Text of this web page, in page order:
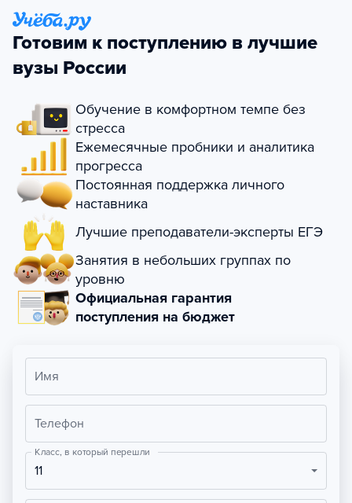
Готовим к поступлению в лучшие
вузы России
Обучение в комфортном темпе без
стресса
Ежемесячные пробники и аналитика
прогресса
Постоянная поддержка личного
наставника
Лучшие преподаватели-эксперты ЕГЭ
Занятия в небольших группах по
уровню
Официальная гарантия
поступления на бюджет
Имя
Телефон
Класс, в который перешли
11